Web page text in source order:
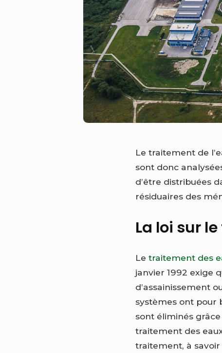
Le traitement de
sont donc
d’être distribuées
résiduaires des
La loi sur
Letraitement des
janvier 1992 exige
d’assainissement
systèmes ont pour
sont éliminés
traitement des
traitement, à